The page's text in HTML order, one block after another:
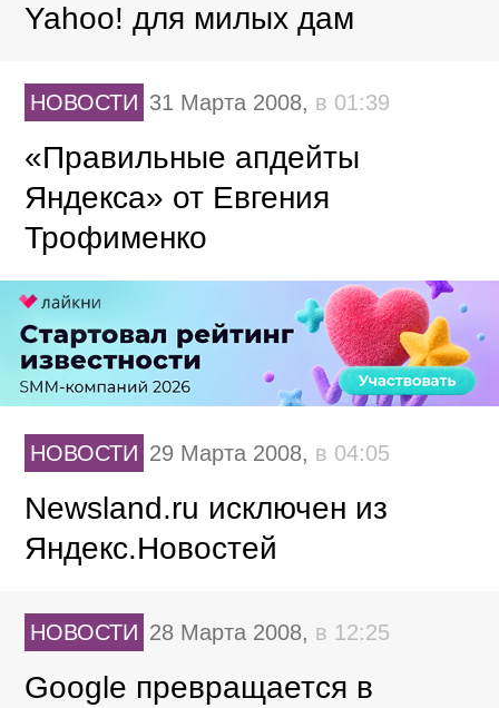
Yahoo! для милых дам
НОВОСТИ 31 Марта 2008, в 01:39
«Правильные апдейты
Яндекса» от Евгения
Трофименко
НОВОСТИ 29 Марта 2008, в 04:05
Newsland.ru исключен из
Яндекс.Новостей
НОВОСТИ 28 Марта 2008, в 12:25
Google превращается в